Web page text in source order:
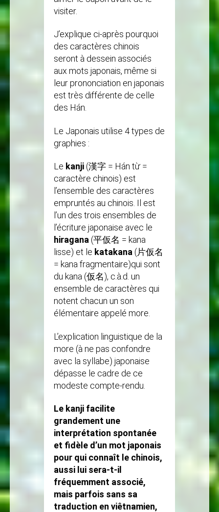
visiter.
J’explique ci-après pourquoi
des caractères chinois
seront à dessein associés
aux mots japonais, même si
leur prononciation en japonais
est très différente de celle
des Hán.
Le Japonais utilise 4 types de
graphies :
Le kanji (漢字 = Hán từ =
caractère chinois) est
l’ensemble des caractères
empruntés au chinois. Il est
l’un des trois ensembles de
l’écriture japonaise avec le
hiragana (平仮名 = kana
lisse) et le katakana (片仮名
= kana fragmentaire)qui sont
du kana (仮名), c.à.d. un
ensemble de caractères qui
notent chacun un son
élémentaire appelé more.
L’explication linguistique de la
more (à ne pas confondre
avec la syllabe) japonaise
dépasse le cadre de ce
modeste compte-rendu.
Le kanji facilite
grandement une
interprétation spontanée
et fidèle d’un mot japonais
pour qui connaît le chinois,
aussi lui sera-t-il
fréquemment associé,
mais parfois sans sa
traduction en viêtnamien,